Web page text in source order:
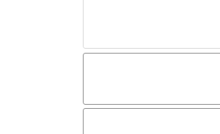
Incluir imagem :
Os visitantes não